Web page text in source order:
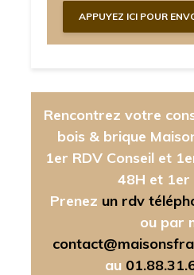
Rencontrez votre
bois & brique
1er RDV Conseil et
48H et
Prenez un rdv
ou par
au